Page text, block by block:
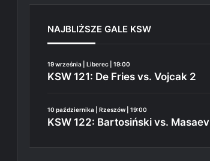
NAJBLIŻSZE GALE KSW
19 września | Liberec | 19:00
KSW 121: De Fries vs. Vojcak 2
10 października | Rzeszów | 19:00
KSW 122: Bartosiński vs. Masaev